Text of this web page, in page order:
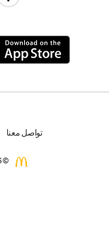
تواصل معنا
© 2026 ماكدونالدز. جميع الحقوق محفوظة.